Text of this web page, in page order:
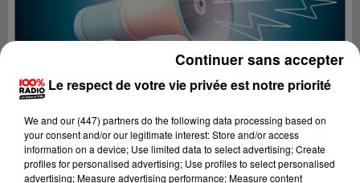
Le respect de votre vie privée est notre priorité
We and our (447) partnersdo the following data processing based on
your consent and/or our legitimate interest: Store and/or access
information on a device; Use limited data to select advertising; Create
profiles for personalised advertising; Use profiles to select personalised
advertising; Measure advertising performance; Measure content
Continuer sans accepter